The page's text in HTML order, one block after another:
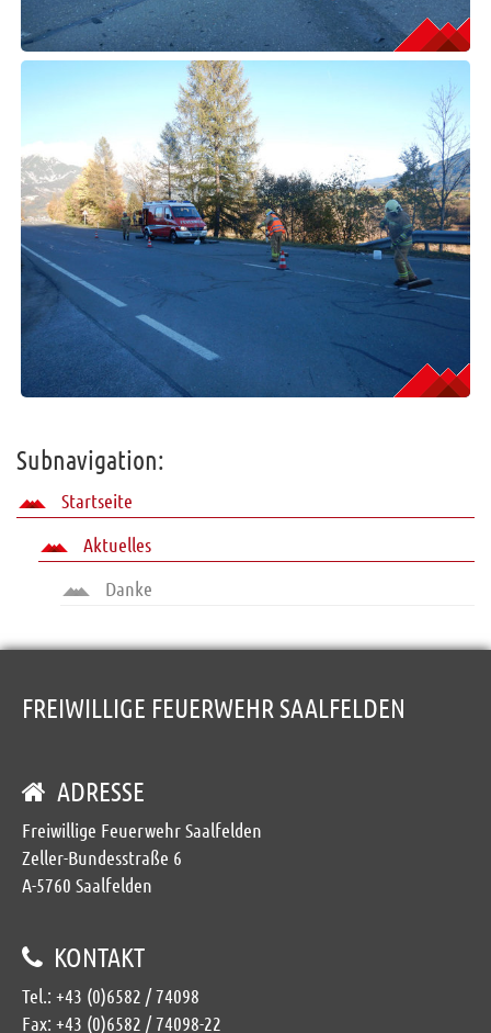
Subnavigation:
Startseite
Aktuelles
Danke
FREIWILLIGE FEUERWEHR SAALFELDEN
ADRESSE
Freiwillige Feuerwehr Saalfelden
Zeller-Bundesstraße 6
A-5760 Saalfelden
KONTAKT
Tel.: +43 (0)6582 / 74098
Fax: +43 (0)6582 / 74098-22